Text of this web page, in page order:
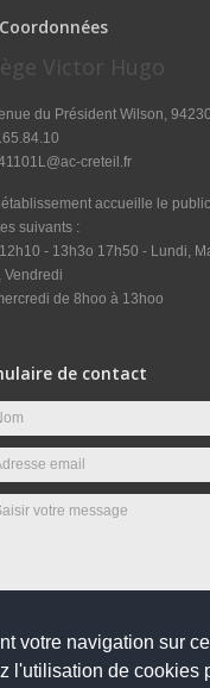
votre navigation sur
l'utilisation de cookies
Victor Hugo
du Président Wilson,
creteil.fr
accueille le
suivants :
- 13h3o 17h50 - Lundi,
Vendredi
de 8hoo à 13hoo
de contact